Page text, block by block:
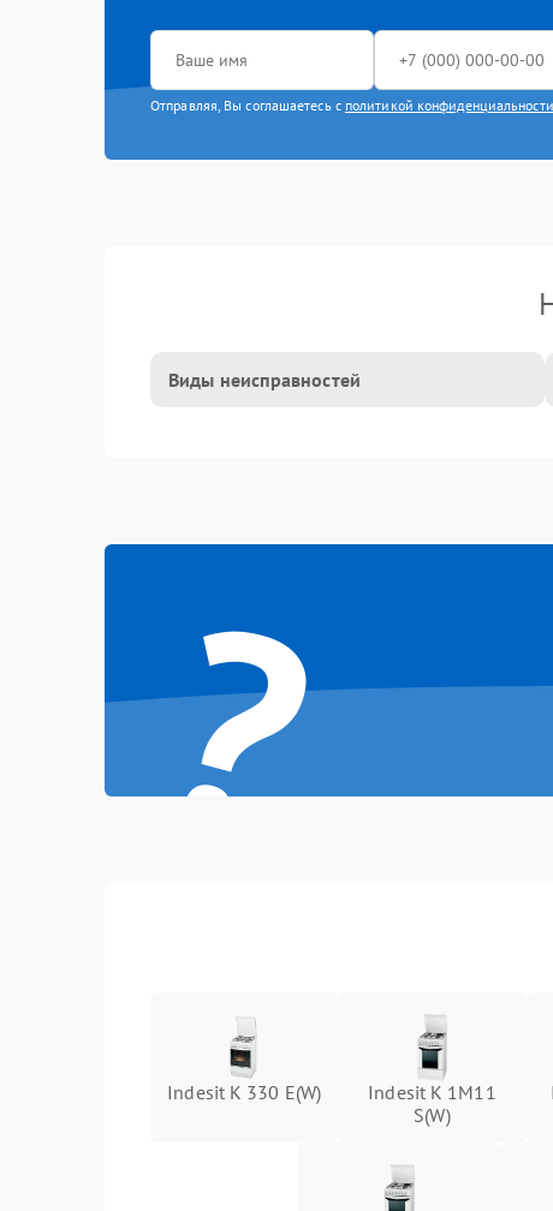
Отправляя, Вы соглашаетесь с политикой конфиденциальности
Виды неисправностей
?
Indesit K 330 E(W)
Indesit K 1M11
S(W)